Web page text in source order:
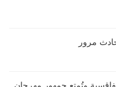
مرور